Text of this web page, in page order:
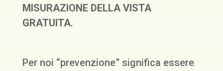
MISURAZIONE DELLA VISTA
GRATUITA.
Per noi “prevenzione” significa essere